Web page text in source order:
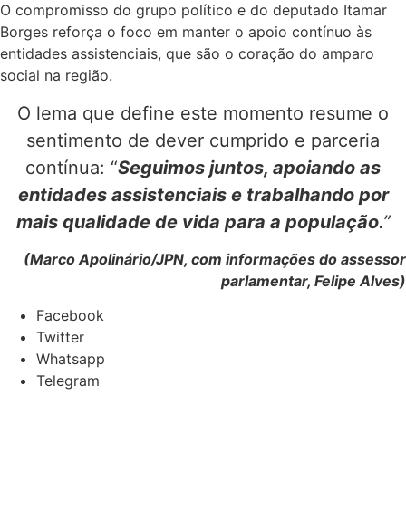
O compromisso do grupo político e do deputado Itamar
Borges reforça o foco em manter o apoio contínuo às
entidades assistenciais, que são o coração do amparo
social na região.
O lema que define este momento resume o
sentimento de dever cumprido e parceria
contínua: “Seguimos juntos, apoiando as
entidades assistenciais e trabalhando por
mais qualidade de vida para a população.”
(Marco Apolinário/JPN, com informações do assessor
parlamentar, Felipe Alves)
Facebook
Twitter
Whatsapp
Telegram